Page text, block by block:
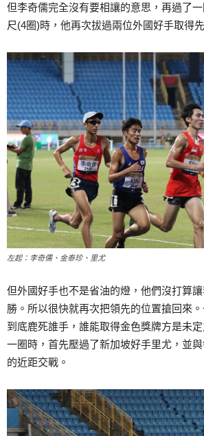
但李奇儒完全沒有要相讓的意思，再過了
尺(4圈)時，他再次拔過兩位外國好手取得先
左起：李奇儒、金泰珍、里尤
但外國好手也不是省油的燈，他們沒打算
勝。所以很快就再次把領先的位置搶回來。
到底鹿死誰手，誰能取得金色獎牌方是未
一圈時，首先壓過了新加坡好手里尤，並
的近距交戰。